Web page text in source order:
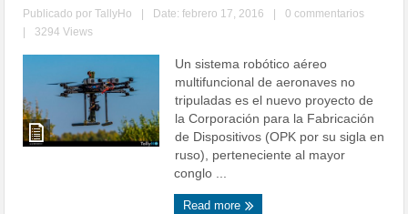
Publicado porTallyHo Date: febrero 17, 2016
0 commentarios
3294 Views
Un sistema robótico aéreo
multifuncional de aeronaves no
tripuladas es el nuevo proyecto de
la Corporación para la Fabricación
de Dispositivos (OPK por su sigla en
ruso), perteneciente al mayor
conglo ...
Read more